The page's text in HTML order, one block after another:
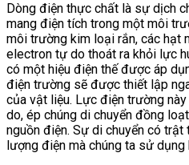
Dòng điện thực chất là sự dịch
mang điện tích trong một môi
môi trường kim loại rắn, các hạt
electron tự do thoát ra khỏi lực
có một hiệu điện thế được áp
điện trường sẽ được thiết lập
của vật liệu. Lực điện trường
do, ép chúng di chuyển đồng
nguồn điện. Sự di chuyển có
lượng điện mà chúng ta sử dụng